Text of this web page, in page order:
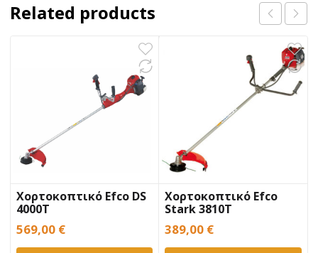
Related products
Χορτοκοπτικό Efco DS
4000T
569,00 €
Χορτοκοπτικό Efco
Stark 3810T
389,00 €